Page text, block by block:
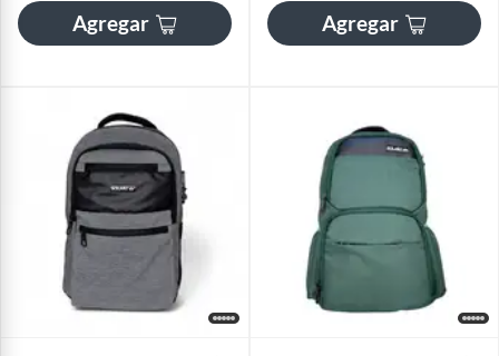
Agregar Agregar